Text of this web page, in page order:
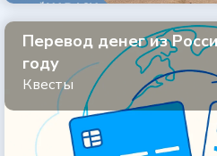
Перевод денег из
году
Квесты